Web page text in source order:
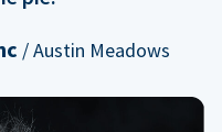
/ Austin Meadows